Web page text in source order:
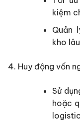
kiệm
Quản
kho
Huy động vốn
Sử
hoặc